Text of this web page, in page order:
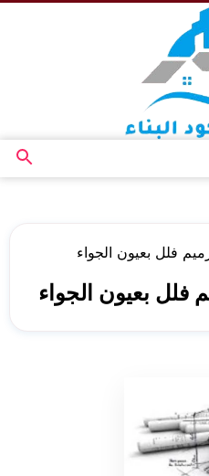
بحث
فلل بعيون الجواء
فلل بعيون الجواء